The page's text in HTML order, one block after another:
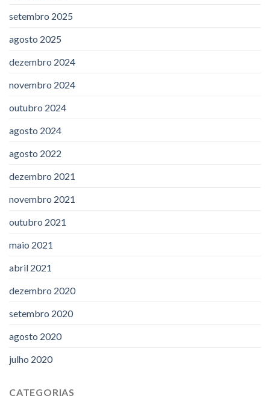
setembro 2025
agosto 2025
dezembro 2024
novembro 2024
outubro 2024
agosto 2024
agosto 2022
dezembro 2021
novembro 2021
outubro 2021
maio 2021
abril 2021
dezembro 2020
setembro 2020
agosto 2020
julho 2020
CATEGORIAS